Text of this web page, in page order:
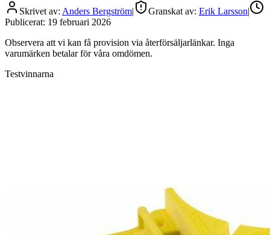
Skrivet av: Anders Bergström| Granskat av: Erik Larsson|
Publicerat: 19 februari 2026
Observera att vi kan få provision via återförsäljarlänkar. Inga
varumärken betalar för våra omdömen.
Testvinnarna